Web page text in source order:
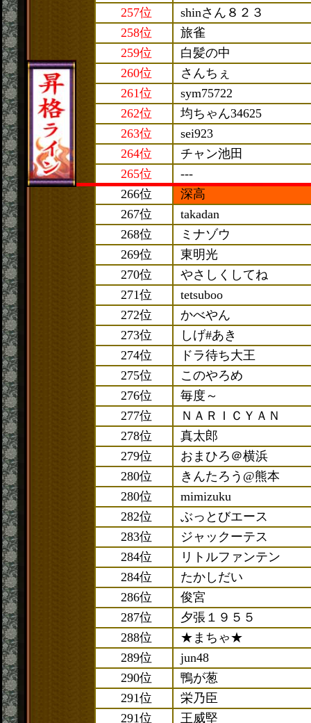
257位
shinさん８２３
258位
旅雀
259位
白髪の中
260位
さんちぇ
261位
sym75722
262位
均ちゃん34625
263位
sei923
264位
チャン池田
265位
---
266位
深高
267位
takadan
268位
ミナゾウ
269位
東明光
270位
やさしくしてね
271位
tetsuboo
272位
かべやん
273位
しげ#あき
274位
ドラ待ち大王
275位
このやろめ
276位
毎度～
277位
ＮＡＲＩＣＹＡＮ
278位
真太郎
279位
おまひろ＠横浜
280位
きんたろう@熊本
280位
mimizuku
282位
ぶっとびエース
283位
ジャックーテス
284位
リトルファンテン
284位
たかしだい
286位
俊宮
287位
夕張１９５５
288位
★まちゃ★
289位
jun48
290位
鴨が葱
291位
栄乃臣
291位
王威堅